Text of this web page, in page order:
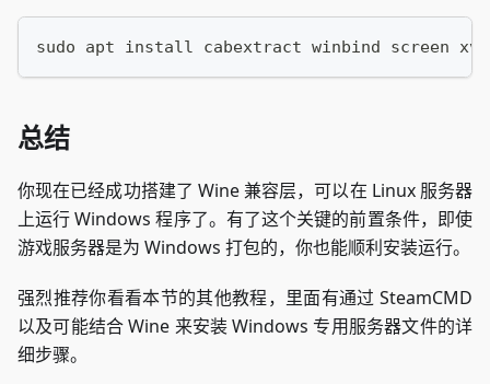
sudo apt install cabextract winbind screen
总结
你现在已经成功搭建了 Wine 兼容层，可以在 Linux 服务器
上运行 Windows 程序了。有了这个关键的前置条件，即使
游戏服务器是为 Windows 打包的，你也能顺利安装运行。
强烈推荐你看看本节的其他教程，里面有通过 SteamCMD
以及可能结合 Wine 来安装 Windows 专用服务器文件的详
细步骤。